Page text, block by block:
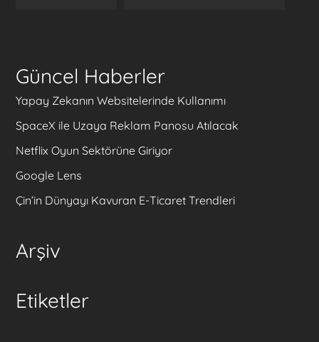
Güncel Haberler
Yapay Zekanın Websitelerinde Kullanımı
SpaceX ile Uzaya Reklam Panosu Atılacak
Netflix Oyun Sektörüne Giriyor
Google Lens
Çin’in Dünyayı Kavuran E-Ticaret Trendleri
Arşiv
Etiketler